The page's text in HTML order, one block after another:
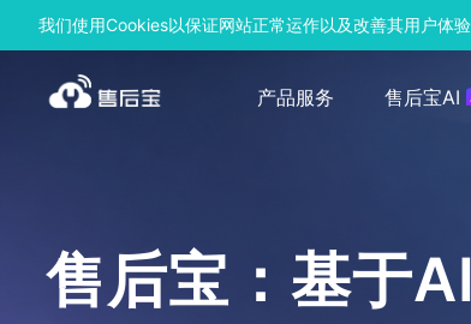
我们使用Cookies以保证网站正常运作以及改善其用户体
产品服务 售后宝AI
售后宝：基于